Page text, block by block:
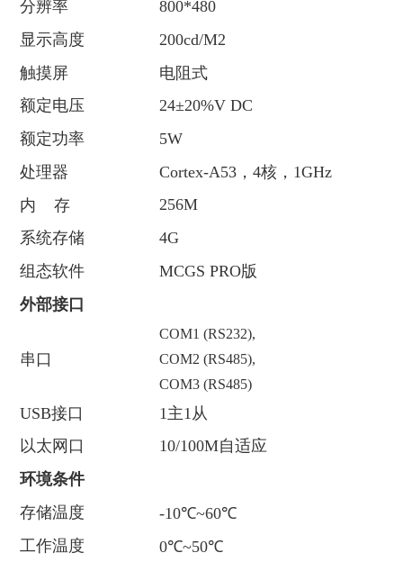
分辨率
800*480
显示高度
200cd/M2
触摸屏
电阻式
额定电压
24±20%V DC
额定功率
5W
处理器
Cortex-A53，4核，1GHz
内 存
256M
系统存储
4G
组态软件
MCGS PRO版
外部接口
串口
COM1 (RS232),
COM2 (RS485),
COM3 (RS485)
USB接口
1主1从
以太网口
10/100M自适应
环境条件
存储温度
-10℃~60℃
工作温度
0℃~50℃